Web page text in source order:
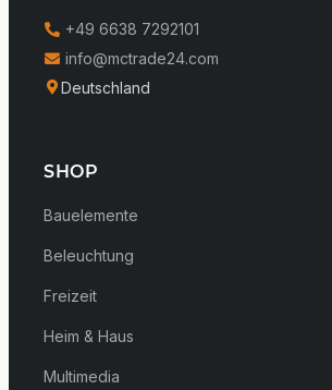
+49 6638 7292101
info@mctrade24.com
Deutschland
SHOP
Bauelemente
Beleuchtung
Freizeit
Heim & Haus
Multimedia